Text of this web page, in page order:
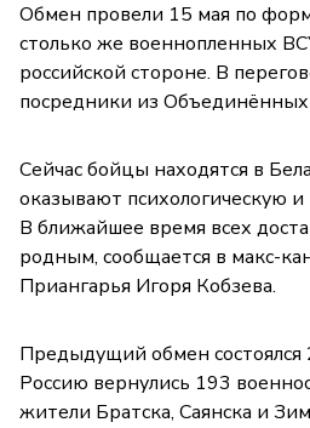
Обмен провели 15 мая по
столько же военнопленных
российской стороне. В
посредники из
Сейчас бойцы находятся в
оказывают психологическую
В ближайшее время всех
родным, сообщается в макс-
Приангарья Игоря Кобзева.
Предыдущий обмен состоялся
Россию вернулись 193
жители Братска, Саянска и